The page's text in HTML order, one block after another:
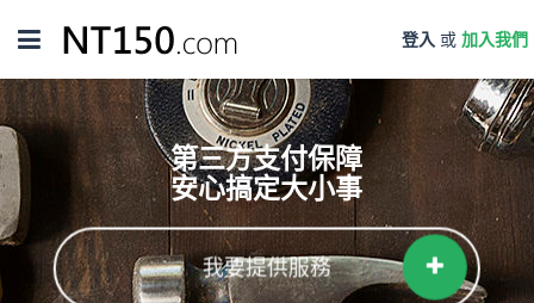
Toggle
navigation
登入 或 加入我們
第三方支付保障
安心搞定大小事
我要提供服務